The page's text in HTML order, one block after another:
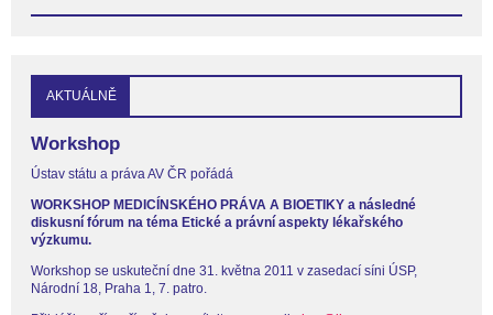
AKTUÁLNĚ
Workshop
Ústav státu a práva AV ČR pořádá
WORKSHOP MEDICÍNSKÉHO PRÁVA A BIOETIKY a následné
diskusní fórum na téma Etické a právní aspekty lékařského
výzkumu.
Workshop se uskuteční dne 31. května 2011 v zasedací síni ÚSP,
Národní 18, Praha 1, 7. patro.